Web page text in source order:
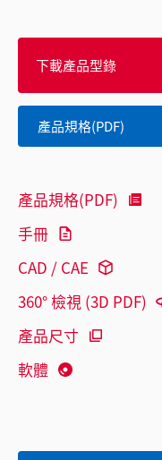
下載產品型錄
產品規格(PDF)
產品規格(PDF)
手冊
CAD / CAE
360° 檢視 (3D PDF)
產品尺寸
軟體